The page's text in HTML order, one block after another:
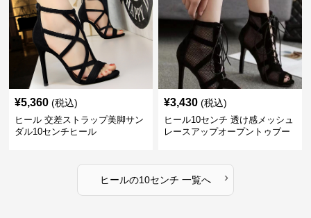
¥5,360 (税込)
ヒール 交差ストラップ美脚サン
ダル10センチヒール
¥3,430 (税込)
ヒール10センチ 透け感メッシュ
レースアップオープントゥブー
ヒールの10センチ 一覧へ ›